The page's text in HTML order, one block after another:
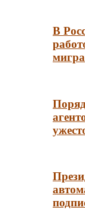
В